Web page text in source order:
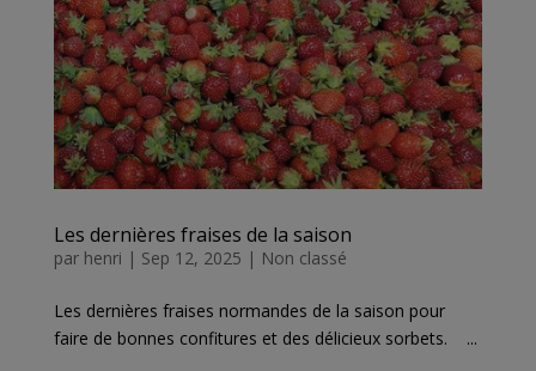
Les dernières fraises de la saison
par henri | Sep 12, 2025 | Non classé
Les dernières fraises normandes de la saison pour
faire de bonnes confitures et des délicieux sorbets. ...